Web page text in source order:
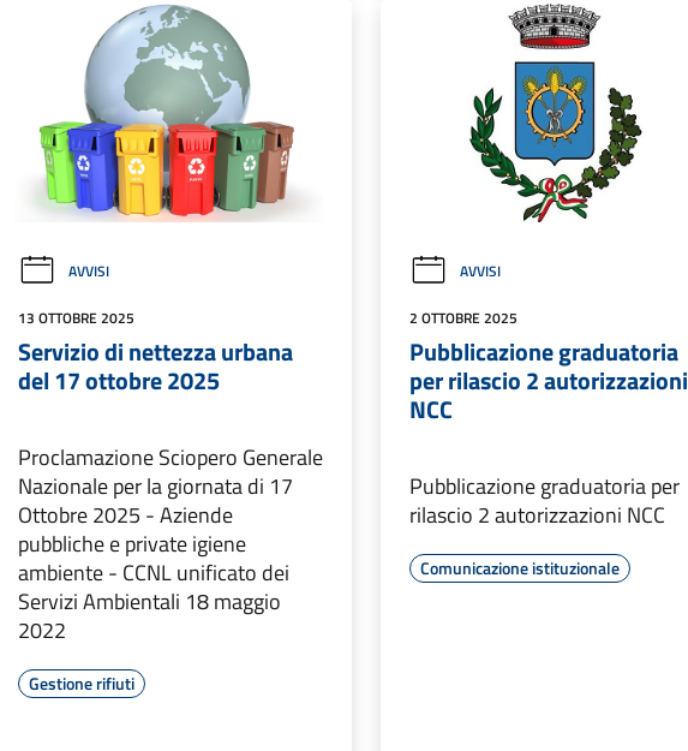
AVVISI
13 OTTOBRE 2025
Servizio di nettezza urbana
del 17 ottobre 2025
Proclamazione Sciopero Generale
Nazionale per la giornata di 17
Ottobre 2025 - Aziende
pubbliche e private igiene
ambiente - CCNL unificato dei
Servizi Ambientali 18 maggio
2022
Gestione rifiuti
AVVISI
2 OTTOBRE 2025
Pubblicazione graduatoria
per rilascio 2 autorizzazioni
NCC
Pubblicazione graduatoria per
rilascio 2 autorizzazioni NCC
Comunicazione istituzionale